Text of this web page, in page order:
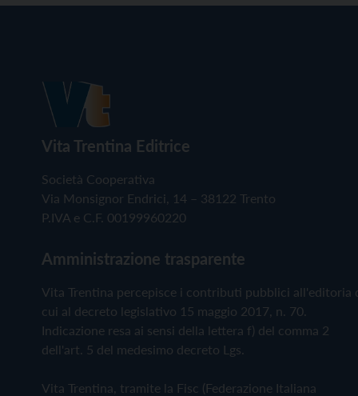
Vita Trentina Editrice
Società Cooperativa
Via Monsignor Endrici, 14 – 38122 Trento
P.IVA e C.F. 00199960220
Amministrazione trasparente
Vita Trentina percepisce i contributi pubblici all'editoria
cui al decreto legislativo 15 maggio 2017, n. 70.
Indicazione resa ai sensi della lettera f) del comma 2
dell'art. 5 del medesimo decreto Lgs.
Vita Trentina, tramite la Fisc (Federazione Italiana